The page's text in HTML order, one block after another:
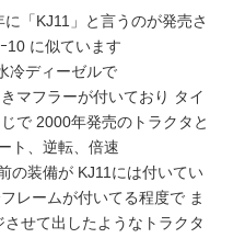
「KJ11」と言うのが発売さ
10 に似ています
冷ディーゼルで
マフラーが付いており タイ
で 2000年発売のトラクタと
ト、逆転、倍速
の装備が KJ11には付いてい
レームが付いてる程度で ま
せて出したようなトラクタ